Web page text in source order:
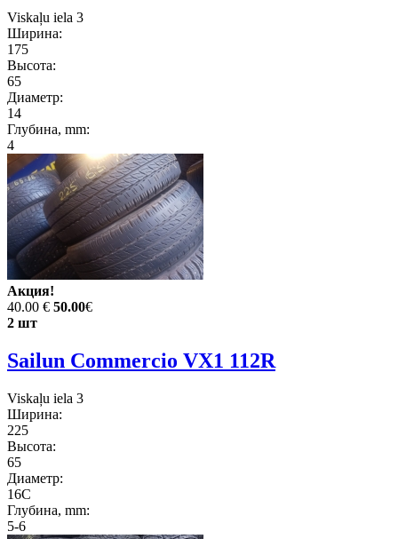
Viskaļu iela 3
Ширина:
175
Высота:
65
Диаметр:
14
Глубина, mm:
4
Акция!
40.00 € 50.00€
2 шт
Sailun Commercio VX1 112R
Viskaļu iela 3
Ширина:
225
Высота:
65
Диаметр:
16C
Глубина, mm:
5-6